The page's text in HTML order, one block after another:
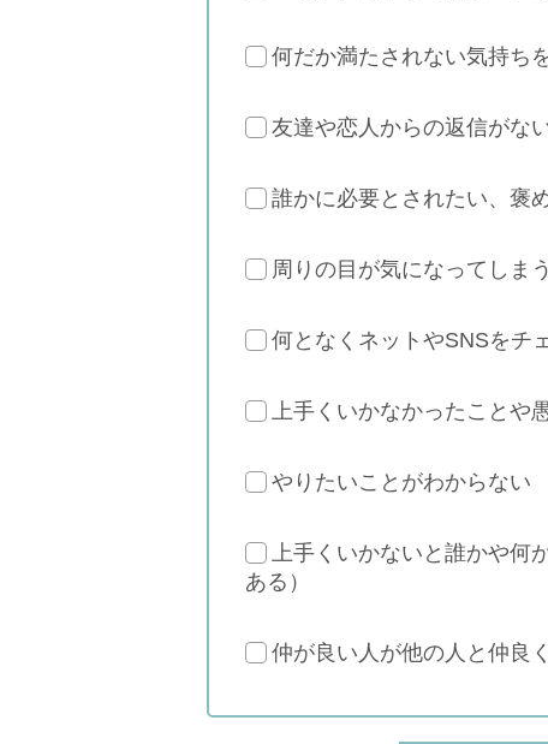
何だか満たされない気持ち
友達や恋人からの返信がな
誰かに必要とされたい、褒
周りの目が気になってしまう
何となくネットやSNSをチ
上手くいかなかったことや
やりたいことがわからない
上手くいかないと誰かや何
ある）
仲が良い人が他の人と仲良